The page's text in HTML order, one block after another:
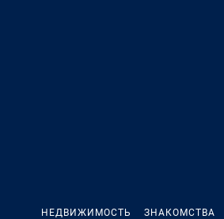
НЕДВИЖИМОСТЬ ЗНАКОМСТВА